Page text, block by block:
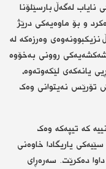
لەگەڵ بارسێلۆنا
و بۆ ماوەیەکی درێژ
نزیکبوونەوەی وەرزەکە لە
روونی بەخۆوە
یانەکەی لێکەوتەوە،
تۆرێس نەیتوانی وەک
کە تیپەکە وەک
یاریگادا خاوەنی
داوا دەکرێت. سەرەڕای